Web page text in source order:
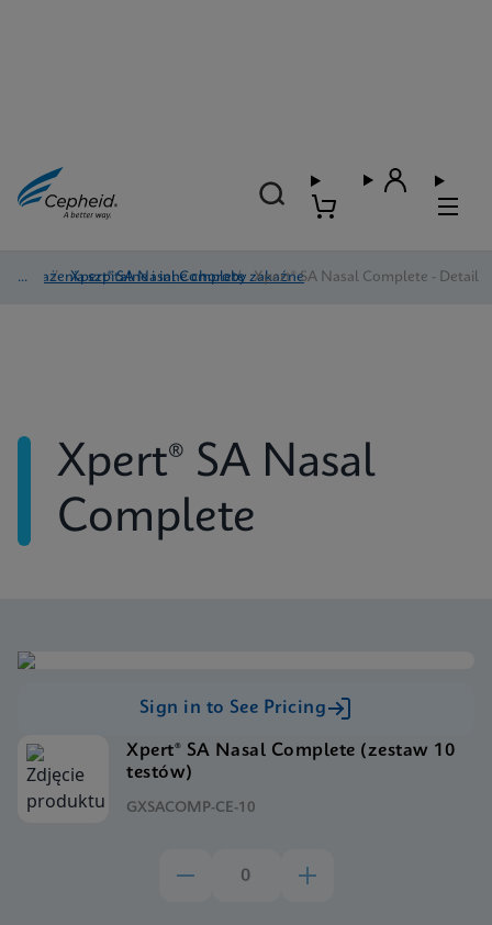
Zakażenia szpitalne i inne choroby zakaźne
/ Xpert® SA Nasal Complete
/ Xpert® SA Nasal Complete - Detail
Xpert® SA Nasal
Complete
Sign in to See Pricing
Xpert® SA Nasal Complete (zestaw 10
testów)
GXSACOMP-CE-10